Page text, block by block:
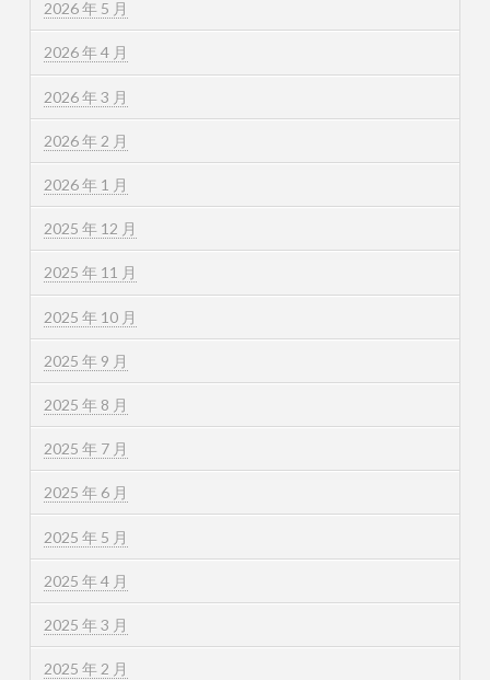
2026 年 5 月
2026 年 4 月
2026 年 3 月
2026 年 2 月
2026 年 1 月
2025 年 12 月
2025 年 11 月
2025 年 10 月
2025 年 9 月
2025 年 8 月
2025 年 7 月
2025 年 6 月
2025 年 5 月
2025 年 4 月
2025 年 3 月
2025 年 2 月